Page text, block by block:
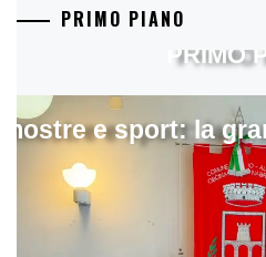
PRIMO PIANO
e sport: la
PRIMO